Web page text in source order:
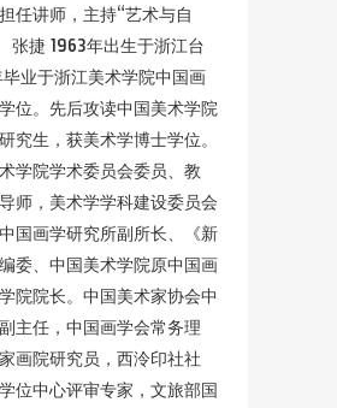
任讲师，主持“艺术与自
张捷 1963年出生于浙江台
业于浙江美术学院中国画
位。先后攻读中国美术学院
究生，获美术学博士学位。
学院学术委员会委员、教
师，美术学学科建设委员会
国画学研究所副所长、《新
委、中国美术学院原中国画
院院长。中国美术家协会中
主任，中国画学会常务理
画院研究员，西泠印社社
位中心评审专家，文旅部国